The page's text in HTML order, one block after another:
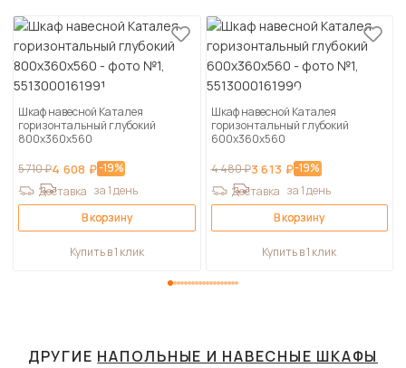
Шкаф навесной Каталея
горизонтальный глубокий
800х360х560
5 710 ₽4 608 ₽-19%
Доставка за 1 день
В корзину
Купить в 1 клик
Шкаф навесной Каталея
горизонтальный глубокий
600х360х560
4 480 ₽3 613 ₽-19%
Доставка за 1 день
В корзину
Купить в 1 клик
ДРУГИЕ НАПОЛЬНЫЕ И НАВЕСНЫЕ ШКАФЫ